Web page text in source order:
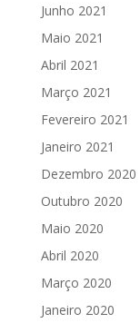
Junho 2021
Maio 2021
Abril 2021
Março 2021
Fevereiro 2021
Janeiro 2021
Dezembro 2020
Outubro 2020
Maio 2020
Abril 2020
Março 2020
Janeiro 2020